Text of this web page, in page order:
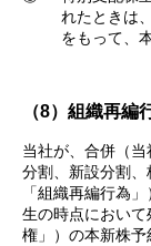
れたときは
をもって、
（8）組織再
当社が、合併（
分割、新設分割
「組織再編行為
生の時点におい
権」）の本新株